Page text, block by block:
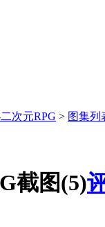
次元RPG > 图集列
截图(5)